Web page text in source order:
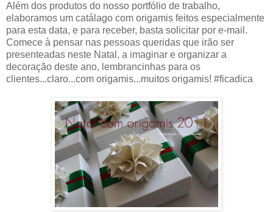
Além dos produtos do nosso portfólio de trabalho,
elaboramos um catálago com origamis feitos especialmente
para esta data, e para receber, basta solicitar por e-mail.
Comece à pensar nas pessoas queridas que irão ser
presenteadas neste Natal, a imaginar e organizar a
decoração deste ano, lembrancinhas para os
clientes...claro...com origamis...muitos origamis! #ficadica